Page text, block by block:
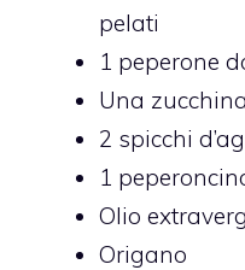
pelati
1 peperone
Una zucchina
2 spicchi
1
Olio
Origano